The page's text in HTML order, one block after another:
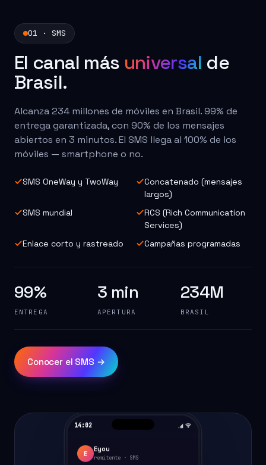
01 · SMS
El canal más universal de
Brasil.
Alcanza 234 millones de móviles en Brasil. 99% de
entrega garantizada, con 90% de los mensajes
abiertos en 3 minutos. El SMS llega al 100% de los
móviles — smartphone o no.
SMS OneWay y TwoWay
Concatenado (mensajes
largos)
SMS mundial
RCS (Rich Communication
Services)
Enlace corto y rastreado
Campañas programadas
99%
ENTREGA
3 min
APERTURA
234M
BRASIL
Conocer el SMS →
14:02
E
Eyou
remitente · SMS